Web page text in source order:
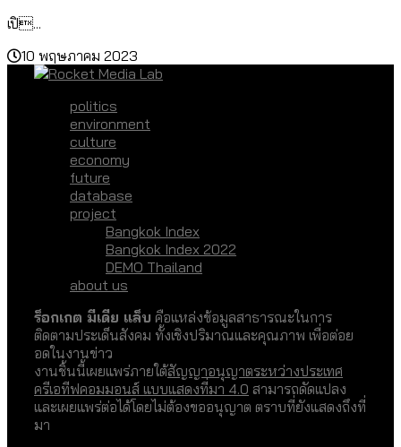
เปิ...
10 พฤษภาคม 2023
politics
environment
culture
economy
future
database
project
Bangkok Index
Bangkok Index 2022
DEMO Thailand
about us
ร็อกเกต มีเดีย แล็บ คือแหล่งข้อมูลสาธารณะในการ
ติดตามประเด็นสังคม ทั้งเชิงปริมาณและคุณภาพ เพื่อต่อย
อดในงานข่าว
งานชิ้นนี้เผยแพร่ภายใต้สัญญาอนุญาตระหว่างประเทศ
ครีเอทีฟคอมมอนส์ แบบแสดงที่มา 4.0 สามารถดัดแปลง
และเผยแพร่ต่อได้โดยไม่ต้องขออนุญาต ตราบที่ยังแสดงถึงที่
มา